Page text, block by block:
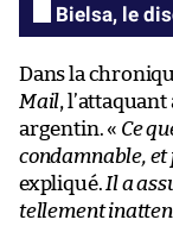
Bielsa, le
Dans la
Mail,
argentin. « Ce
condamnable, et
expliqué. Il a
tellement